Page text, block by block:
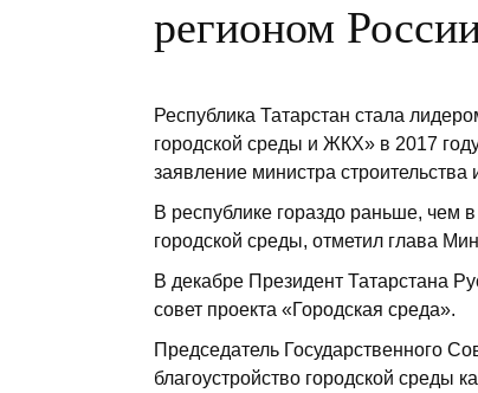
регионом
Республика Татарстан стала
городской среды и ЖКХ» в 2017
заявление министра
В республике гораздо раньше, чем
городской среды, отметил глава
В декабре Президент Татарстана
совет проекта «Городская среда».
Председатель Государственного
благоустройство городской среды